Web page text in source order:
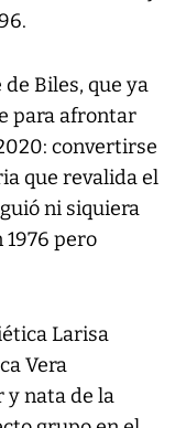
Biles, que ya
para afrontar
convertirse
que revalida el
ni siquiera
1976 pero
Larisa
Vera
y nata de la